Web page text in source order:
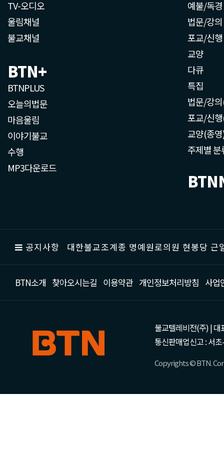
TV-오디오
울림채널
불교채널
BTN+
BTNPLUS
오늘의법문
마음울림
이야기불교
수행
MP3다운로드
예불/독경
법문/강의
포교/신행
교양
다큐
특집
법문/강
포교/신
교양(종
주제별 분
공지사항 대한불교조계종 명예원로의원 현봉당
BTN소개 찾아오시는길 이용약관 개인정보처리방침 사업
불교텔레비전(주) | 대
통신판매업신고 : 서
Copyrights © BTN.